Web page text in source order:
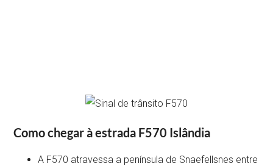
Como chegar à estrada F570 Islândia
A F570 atravessa a península de Snaefellsnes entre